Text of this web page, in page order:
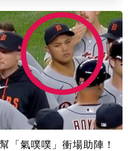
「氣噗噗」衝場助陣！